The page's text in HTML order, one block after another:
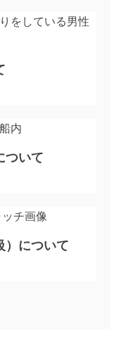
ついて
）について